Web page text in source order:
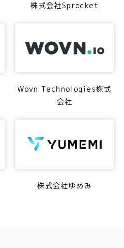
株式会社Sprocket
Wovn Technologies株式
会社
株式会社ゆめみ